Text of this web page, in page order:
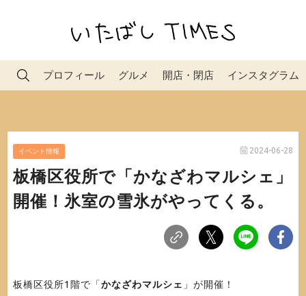
プロフィール グルメ 開店・閉店 インスタグラム
イベント情報 2024-06-28
板橋区役所で「かなざわマルシェ」
開催！氷室の雪氷がやってくる。
板橋区役所1階で「かなざわマルシェ 」が開催！